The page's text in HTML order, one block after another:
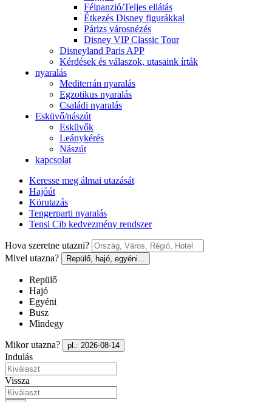
Félpanzió/Teljes ellátás
Étkezés Disney figurákkal
Párizs városnézés
Disney VIP Classic Tour
Disneyland Paris APP
Kérdések és válaszok, utasaink írták
nyaralás
Mediterrán nyaralás
Egzotikus nyaralás
Családi nyaralás
Esküvő/nászút
Esküvők
Leánykérés
Nászút
kapcsolat
Keresse meg álmai utazását
Hajóút
Körutazás
Tengerparti nyaralás
Tensi Cib kedvezmény rendszer
Hova szeretne utazni?
Mivel utazna?
Repülő, hajó, egyéni...
Repülő
Hajó
Egyéni
Busz
Mindegy
Mikor utazna? pl.: 2026-08-14
Indulás
Vissza